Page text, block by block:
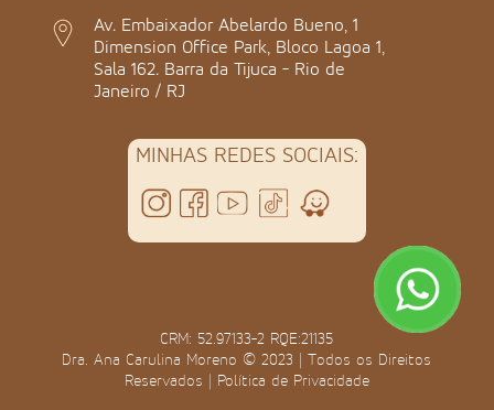
Av. Embaixador Abelardo Bueno, 1
Dimension Office Park, Bloco Lagoa 1,
Sala 162. Barra da Tijuca - Rio de
Janeiro / RJ
MINHAS REDES SOCIAIS:
CRM: 52.97133-2 RQE:21135
Dra. Ana Carulina Moreno © 2023 | Todos os Direitos
Reservados | Política de Privacidade